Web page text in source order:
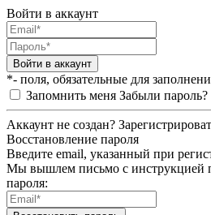
Войти в аккаунт
Войти в аккаунт
*- поля, обязательные для
Запомнить меня Забыли пароль?
Аккаунт не создан?
Восстановление пароля
Введите email, указанный при
Мы вышлем письмо с инструкцией
пароля: